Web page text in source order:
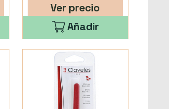
Ver precio
Añadir